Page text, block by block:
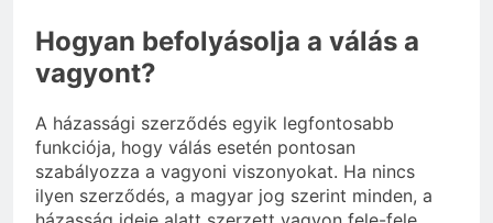
Hogyan befolyásolja a válás a
vagyont?
A házassági szerződés egyik legfontosabb
funkciója, hogy válás esetén pontosan
szabályozza a vagyoni viszonyokat. Ha nincs
ilyen szerződés, a magyar jog szerint minden, a